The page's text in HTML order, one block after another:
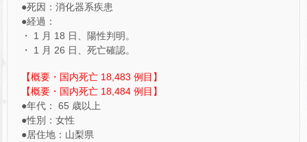
●死因：消化器系疾患
●経過：
・ 1 月 18 日、陽性判明。
・ 1 月 26 日、死亡確認。
【概要・国内死亡 18,483 例目】
【概要・国内死亡 18,484 例目】
●年代： 65 歳以上
●性別：女性
●居住地：山梨県